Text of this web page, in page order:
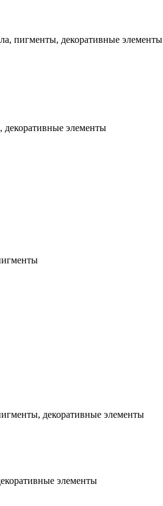
пигменты, декоративные элементы
декоративные элементы
декоративные элементы
элементы